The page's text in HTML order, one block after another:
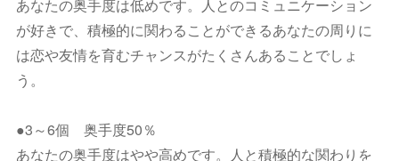
あなたの奥手度は低めです。人とのコミュニケーション
が好きで、積極的に関わることができるあなたの周りに
は恋や友情を育むチャンスがたくさんあることでしょ
う。
●3～6個 奥手度50％
あなたの奥手度はやや高めです。人と積極的な関わりを